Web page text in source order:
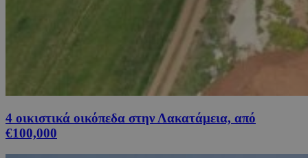
4 οικιστικά οικόπεδα στην Λακατάμεια, από
€100,000